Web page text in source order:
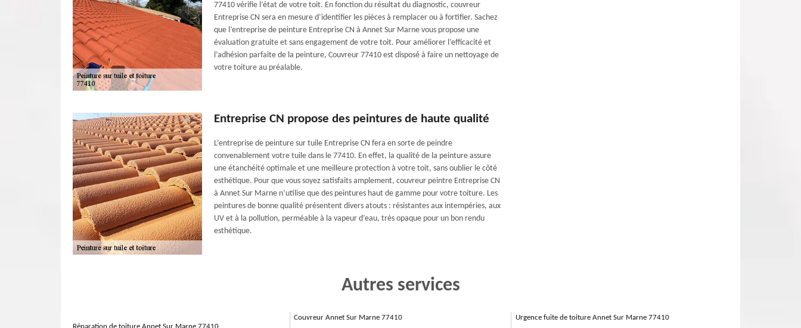
77410 vérifie l’état de votre toit. En fonction du résultat du diagnostic, couvreur
Entreprise CN sera en mesure d’identifier les pièces à remplacer ou à fortifier. Sachez
que l’entreprise de peinture Entreprise CN à Annet Sur Marne vous propose une
évaluation gratuite et sans engagement de votre toit. Pour améliorer l’efficacité et
l’adhésion parfaite de la peinture, Couvreur 77410 est disposé à faire un nettoyage de
votre toiture au préalable.
Entreprise CN propose des peintures de haute qualité
L’entreprise de peinture sur tuile Entreprise CN fera en sorte de peindre
convenablement votre tuile dans le 77410. En effet, la qualité de la peinture assure
une étanchéité optimale et une meilleure protection à votre toit, sans oublier le côté
esthétique. Pour que vous soyez satisfaits amplement, couvreur peintre Entreprise CN
à Annet Sur Marne n’utilise que des peintures haut de gamme pour votre toiture. Les
peintures de bonne qualité présentent divers atouts : résistantes aux intempéries, aux
UV et à la pollution, perméable à la vapeur d’eau, très opaque pour un bon rendu
esthétique.
Autres services
Réparation de toiture Annet Sur Marne 77410
Couvreur Annet Sur Marne 77410 Urgence fuite de toiture Annet Sur Marne 77410